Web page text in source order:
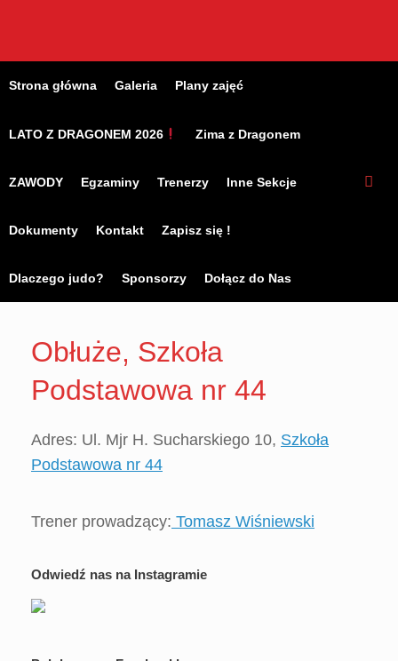
Strona główna Galeria Plany zajęć
LATO Z DRAGONEM 2026 Zima z Dragonem
ZAWODY Egzaminy Trenerzy Inne Sekcje
Dokumenty Kontakt Zapisz się !
Dlaczego judo? Sponsorzy Dołącz do Nas
Obłuże, Szkoła
Podstawowa nr 44
Adres: Ul. Mjr H. Sucharskiego 10, Szkoła
Podstawowa nr 44
Trener prowadzący: Tomasz Wiśniewski
Odwiedź nas na Instagramie